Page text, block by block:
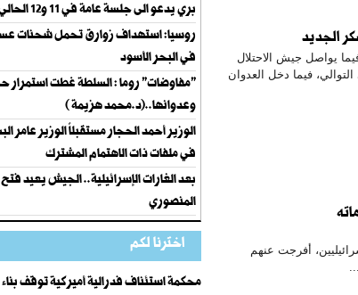
فيما يواصل جيش الاحتلال
مدينة جنين ومخيمها لليوم الـ25 على التوالي، فيما دخل العدوان
إلى الصليب الأحمر 3 أسرى إسرائيليين، أفرجت عنهم
بري يدعو الى جلسة عامة في 11 و12 الحالي
روسيا: استهداف زوارق تحمل شحنات
في البحر الأسود
"مفاوضات" روما : السلطة غطت استمرار
وعدوانها..(د.محمد هزيمة )
الوزير أحمد الحجار مستقبلاً الوزير عامر
في ملفات ذات الاهتمام المشترك
بعد الغارات الإسرائيلية.. الجيش يعيد
المنصوري
اخترنا لكم
‏محكمة استئناف فدرالية أميركية توقف بناء